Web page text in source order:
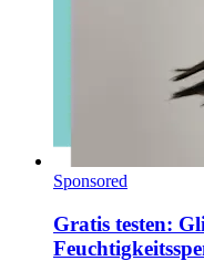
Sponsored
Gratis testen: